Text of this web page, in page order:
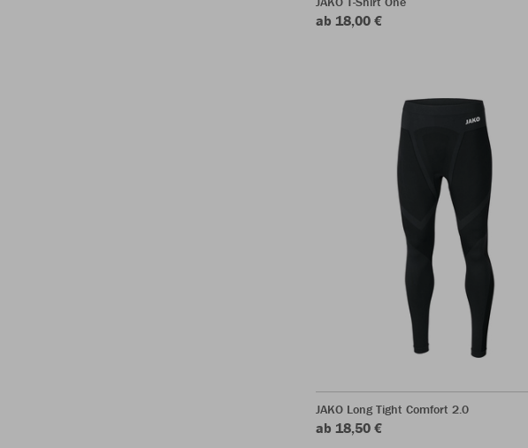
ab 18,00 €
JAKO Long Tight Comfort 2.0
ab 18,50 €